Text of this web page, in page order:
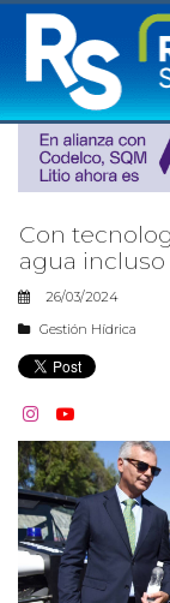
Con
agua
26/03/2024
Gestión Hídrica
 